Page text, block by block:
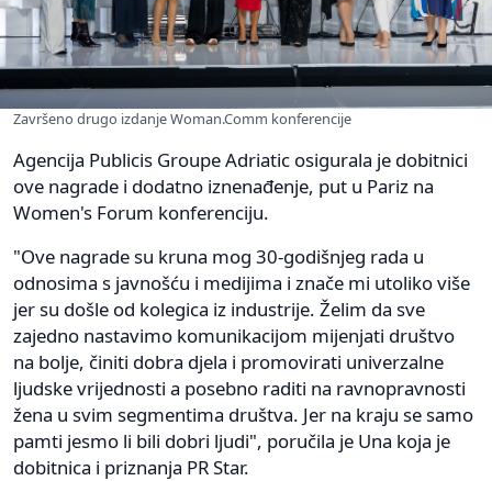
Završeno drugo izdanje Woman.Comm konferencije
Agencija Publicis Groupe Adriatic osigurala je dobitnici
ove nagrade i dodatno iznenađenje, put u Pariz na
Women's Forum konferenciju.
"Ove nagrade su kruna mog 30-godišnjeg rada u
odnosima s javnošću i medijima i znače mi utoliko više
jer su došle od kolegica iz industrije. Želim da sve
zajedno nastavimo komunikacijom mijenjati društvo
na bolje, činiti dobra djela i promovirati univerzalne
ljudske vrijednosti a posebno raditi na ravnopravnosti
žena u svim segmentima društva. Jer na kraju se samo
pamti jesmo li bili dobri ljudi", poručila je Una koja je
dobitnica i priznanja PR Star.